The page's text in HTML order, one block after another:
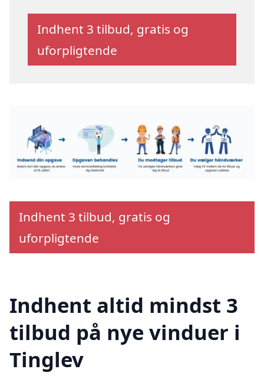
Indhent 3 tilbud, gratis og
uforpligtende
Indhent 3 tilbud, gratis og
uforpligtende
Indhent altid mindst 3
tilbud på nye vinduer i
Tinglev